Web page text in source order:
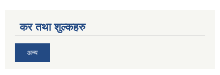
कर तथा शुल्कहरु
अन्य